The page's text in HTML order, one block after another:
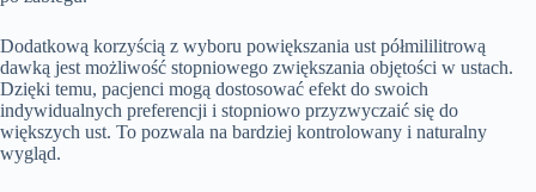
Dodatkową korzyścią z wyboru powiększania ust półmililitrową
dawką jest możliwość stopniowego zwiększania objętości w ustach.
Dzięki temu, pacjenci mogą dostosować efekt do swoich
indywidualnych preferencji i stopniowo przyzwyczaić się do
większych ust. To pozwala na bardziej kontrolowany i naturalny
wygląd.